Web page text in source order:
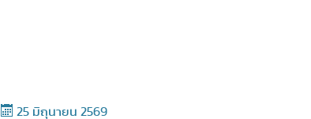
25 มิถุนายน 2569